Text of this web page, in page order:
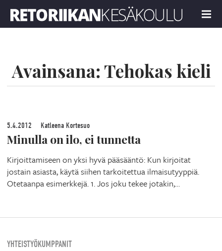
MENU
Avainsana:Tehokas kieli
5.4.2012 Katleena Kortesuo
Minulla on ilo, ei tunnetta
Kirjoittamiseen on yksi hyvä pääsääntö: Kun kirjoitat
jostain asiasta, käytä siihen tarkoitettua ilmaisutyyppiä.
Otetaanpa esimerkkejä. 1. Jos joku tekee jotakin,…
YHTEISTYÖKUMPPANIT